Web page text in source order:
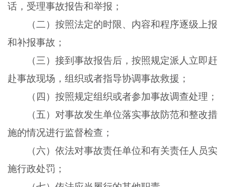
话，受理事故报告和举报；
（二）按照法定的时限、内容和程序逐级上报
和补报事故；
（三）接到事故报告后，按照规定派人立即赶
赴事故现场，组织或者指导协调事故救援；
（四）按照规定组织或者参加事故调查处理；
（五）对事故发生单位落实事故防范和整改措
施的情况进行监督检查；
（六）依法对事故责任单位和有关责任人员实
施行政处罚；